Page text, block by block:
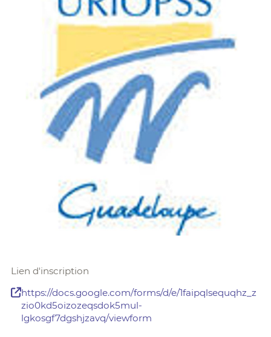
Lien d'inscription
https://docs.google.com/forms/d/e/1faipqlsequqhz_z
zio0kd5oizozeqsdok5mul-
lgkosgf7dgshjzavq/viewform